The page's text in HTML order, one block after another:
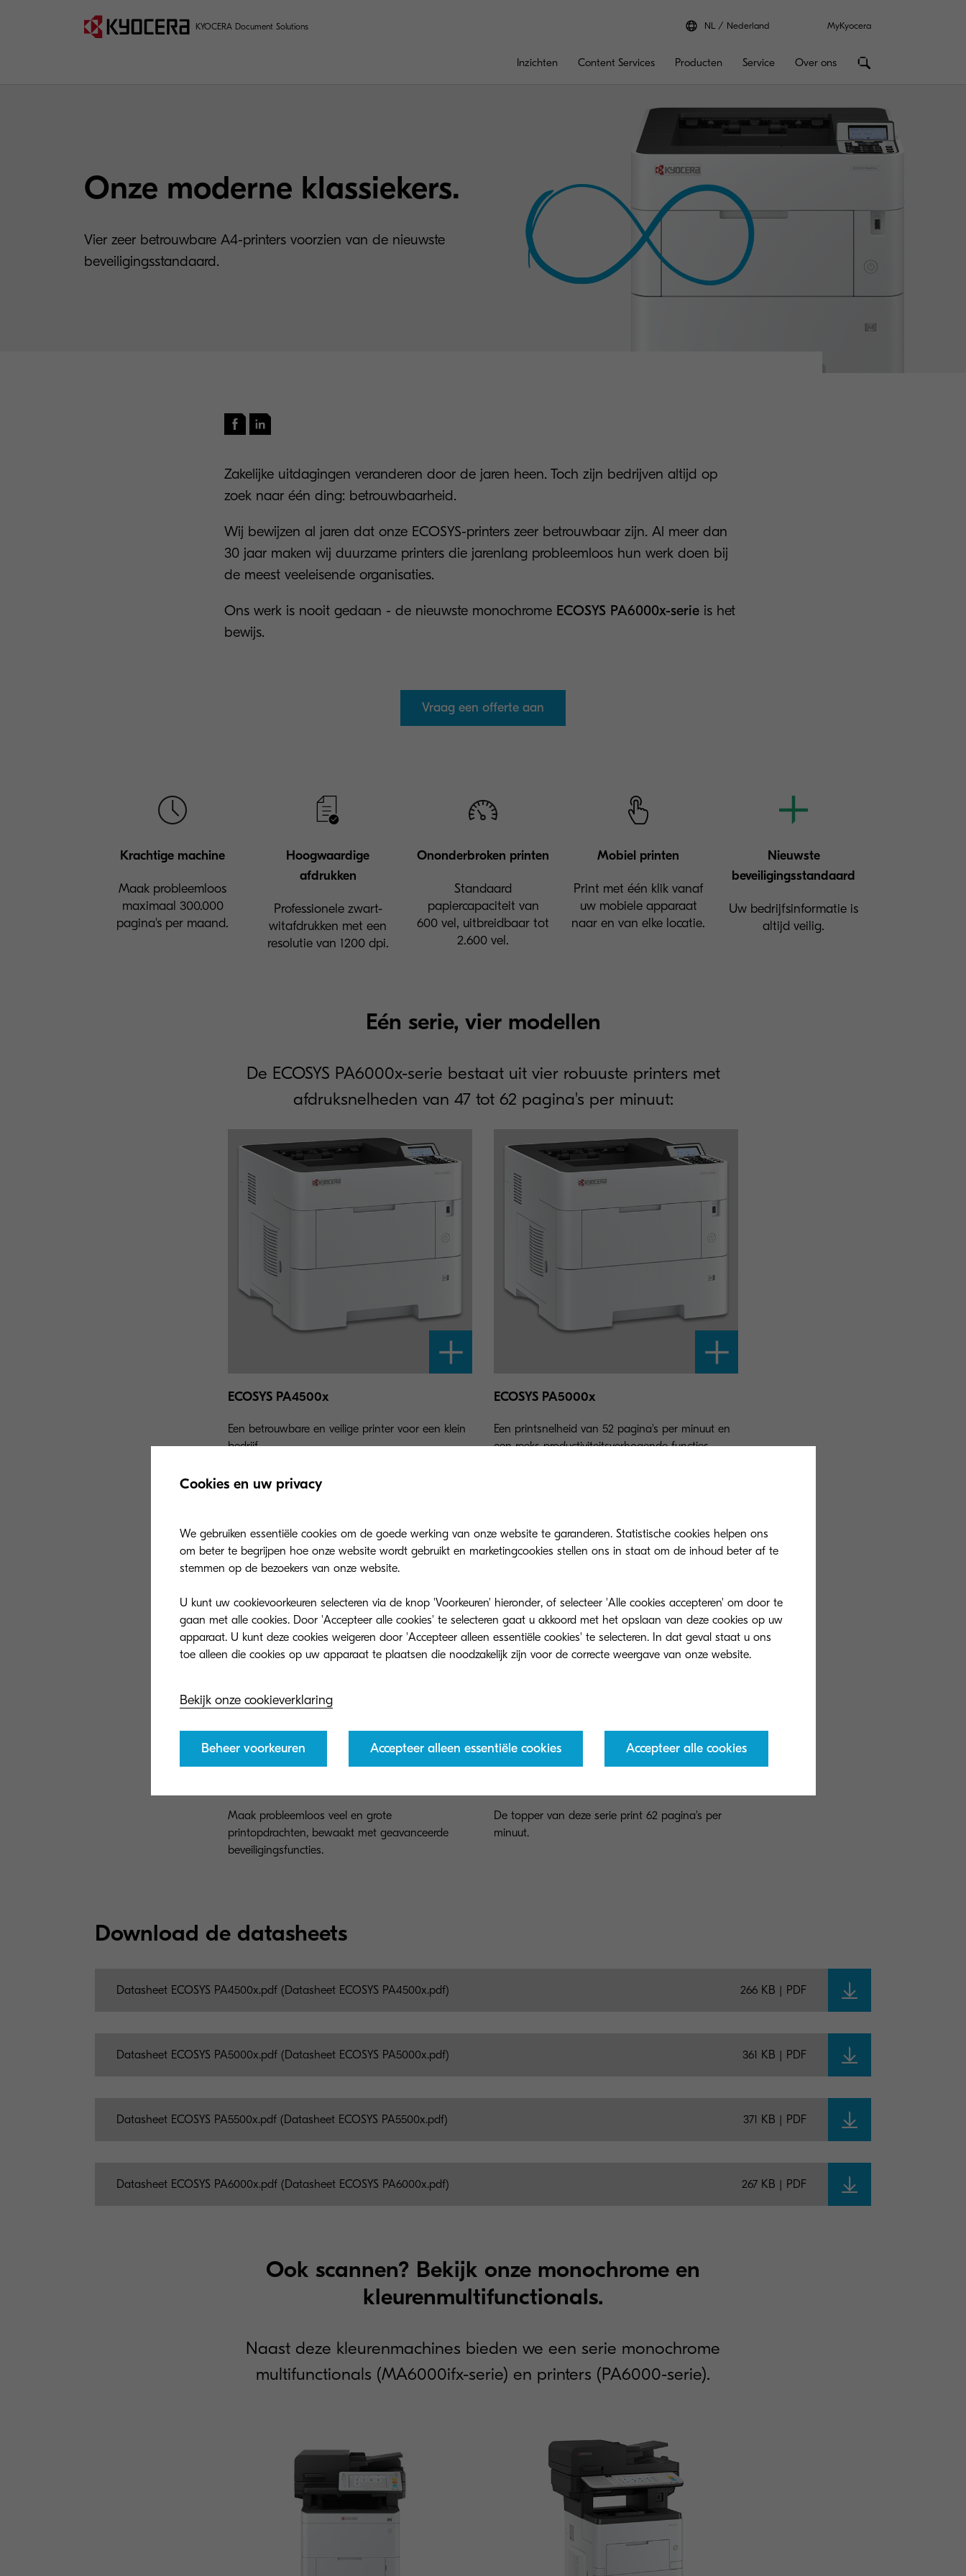
KYOCERA Document Solutions NL Nederland MyKyocera
Inzichten Content Services Producten Service Over ons
Onze moderne klassiekers.
Vier zeer betrouwbare A4-printers voorzien van de nieuwste
beveiligingsstandaard.
Zakelijke uitdagingen veranderen door de jaren heen. Toch zijn bedrijven altijd op
zoek naar één ding: betrouwbaarheid.
Wij bewijzen al jaren dat onze ECOSYS-printers zeer betrouwbaar zijn. Al meer dan
30 jaar maken wij duurzame printers die jarenlang probleemloos hun werk doen bij
de meest veeleisende organisaties.
Ons werk is nooit gedaan - de nieuwste monochrome ECOSYS PA6000x-serie is het
bewijs.
Vraag een offerte aan
Krachtige machine
Maak probleemloos
maximaal 300.000
pagina's per maand.
Hoogwaardige
afdrukken
Professionele zwart-
witafdrukken met een
resolutie van 1200 dpi.
Ononderbroken printen
Standaard
papiercapaciteit van
600 vel, uitbreidbaar tot
2.600 vel.
Mobiel printen
Print met één klik vanaf
uw mobiele apparaat
naar en van elke locatie.
Nieuwste
beveiligingsstandaard
Uw bedrijfsinformatie is
altijd veilig.
Eén serie, vier modellen
De ECOSYS PA6000x-serie bestaat uit vier robuuste printers met
afdruksnelheden van 47 tot 62 pagina's per minuut:
ECOSYS PA4500x
Een betrouwbare en veilige printer voor een klein
bedrijf.
ECOSYS PA5000x
Een printsnelheid van 52 pagina's per minuut en
een reeks productiviteitsverhogende functies.
Maak probleemloos veel en grote
printopdrachten, bewaakt met geavanceerde
beveiligingsfuncties.
De topper van deze serie print 62 pagina's per
minuut.
Download de datasheets
Datasheet ECOSYS PA4500x.pdf (Datasheet ECOSYS PA4500x.pdf) 266 KB | PDF
Datasheet ECOSYS PA5000x.pdf (Datasheet ECOSYS PA5000x.pdf) 361 KB | PDF
Datasheet ECOSYS PA5500x.pdf (Datasheet ECOSYS PA5500x.pdf) 371 KB | PDF
Datasheet ECOSYS PA6000x.pdf (Datasheet ECOSYS PA6000x.pdf) 267 KB | PDF
Ook scannen? Bekijk onze monochrome en
kleurenmultifunctionals.
Naast deze kleurenmachines bieden we een serie monochrome
multifunctionals (MA6000ifx-serie) en printers (PA6000-serie).
Cookies en uw privacy
We gebruiken essentiële cookies om de goede werking van onze website te garanderen. Statistische cookies helpen ons
om beter te begrijpen hoe onze website wordt gebruikt en marketingcookies stellen ons in staat om de inhoud beter af te
stemmen op de bezoekers van onze website.
U kunt uw cookievoorkeuren selecteren via de knop 'Voorkeuren' hieronder, of selecteer 'Alle cookies accepteren' om door te
gaan met alle cookies. Door 'Accepteer alle cookies' te selecteren gaat u akkoord met het opslaan van deze cookies op uw
apparaat. U kunt deze cookies weigeren door 'Accepteer alleen essentiële cookies' te selecteren. In dat geval staat u ons
toe alleen die cookies op uw apparaat te plaatsen die noodzakelijk zijn voor de correcte weergave van onze website.
Bekijk onze cookieverklaring
Beheer voorkeuren Accepteer alleen essentiële cookies Accepteer alle cookies